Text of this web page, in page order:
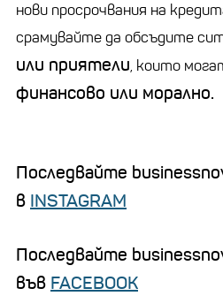
нови просрочвания на
срамувайте да обсъдите
или приятели, които
финансово или морално.
Последвайте
в INSTAGRAM
Последвайте
във FACEBOOK